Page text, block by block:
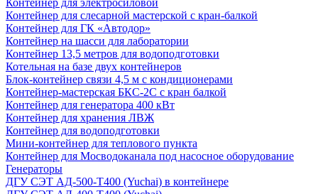
Контейнер для электросиловой
Контейнер для слесарной мастерской с кран-балкой
Контейнер для ГК «Автодор»
Контейнер на шасси для лаборатории
Контейнер 13,5 метров для водоподготовки
Котельная на базе двух контейнеров
Блок-контейнер связи 4,5 м с кондиционерами
Контейнер-мастерская БКС-2С с кран балкой
Контейнер для генератора 400 кВт
Контейнер для хранения ЛВЖ
Контейнер для водоподготовки
Мини-контейнер для теплового пункта
Контейнер для Мосводоканала под насосное оборудование
Генераторы
ДГУ СЭТ АД-500-Т400 (Yuchai) в контейнере